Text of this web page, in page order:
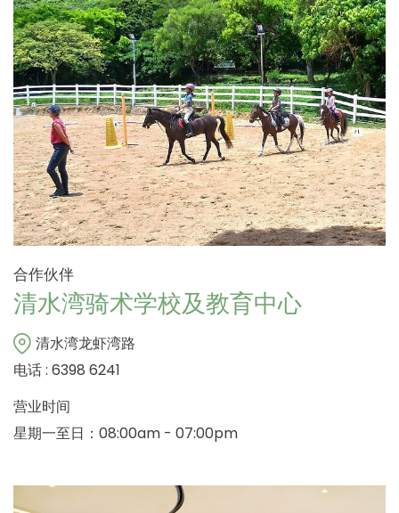
合作伙伴
清水湾骑术学校及教育中心
清水湾龙虾湾路
电话 : 6398 6241
营业时间
星期一至日：08:00am - 07:00pm